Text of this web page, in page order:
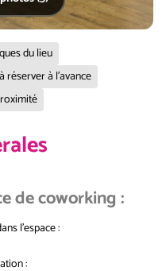
du lieu
réserver à l'avance
de coworking:
l'espace:
: